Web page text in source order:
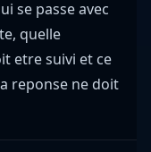
se passe avec
quelle
etre suivi et ce
reponse ne doit